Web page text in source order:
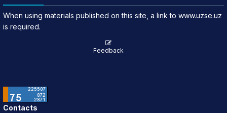
When using materials published on this site, a link to www.uzse.uz
is required.
Feedback
Contacts